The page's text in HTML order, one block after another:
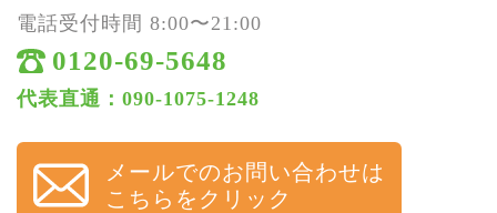
電話受付時間 8:00〜21:00
0120-69-5648
代表直通：090-1075-1248
メールでのお問い合わせは
こちらをクリック